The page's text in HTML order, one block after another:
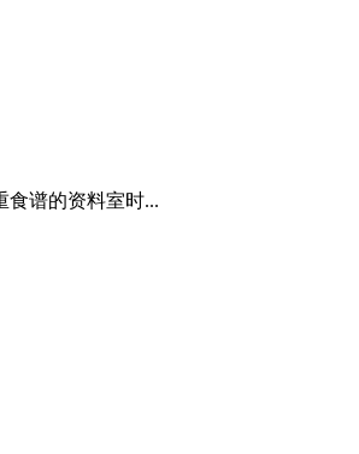
食谱的资料室时...